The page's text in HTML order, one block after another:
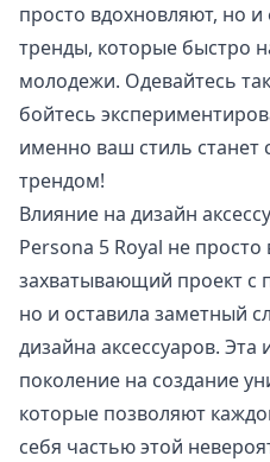
просто вдохновляют, но
тренды, которые быстро
молодежи. Одевайтесь
бойтесь
именно ваш стиль
трендом!
Влияние на дизайн
Persona 5 Royal не просто
захватывающий проект
но и оставила заметный
дизайна аксессуаров.
поколение на создание
которые позволяют
себя частью этой